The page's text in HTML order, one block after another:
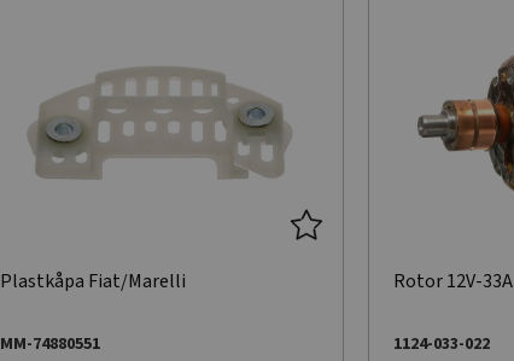
Plastkåpa Fiat/Marelli
MM-74880551
Rotor 12V-33A
1124-033-022